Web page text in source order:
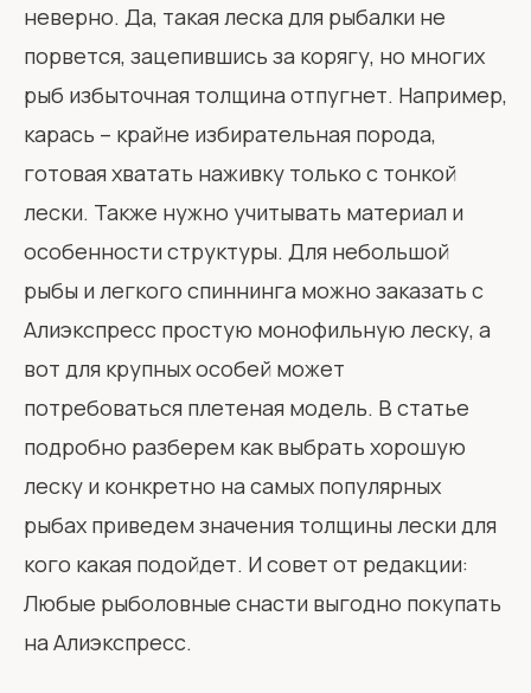
неверно. Да, такая леска для рыбалки не
порвется, зацепившись за корягу, но многих
рыб избыточная толщина отпугнет. Например,
карась – крайне избирательная порода,
готовая хватать наживку только с тонкой
лески. Также нужно учитывать материал и
особенности структуры. Для небольшой
рыбы и легкого спиннинга можно заказать с
Алиэкспресс простую монофильную леску, а
вот для крупных особей может
потребоваться плетеная модель. В статье
подробно разберем как выбрать хорошую
леску и конкретно на самых популярных
рыбах приведем значения толщины лески для
кого какая подойдет. И совет от редакции:
Любые рыболовные снасти выгодно покупать
на Алиэкспресс.